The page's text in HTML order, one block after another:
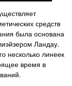
данного бренда
ОТЗЫВ
средств
была основана
Ландау.
несколько линеек
время в